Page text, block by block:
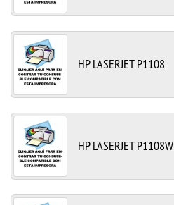
HP LASERJET P1108
HP LASERJET P1108W